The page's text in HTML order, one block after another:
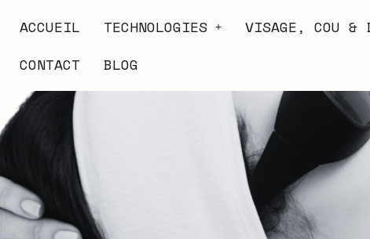
ACCUEIL TECHNOLOGIES VISAGE, COU &
CONTACT
BLOG